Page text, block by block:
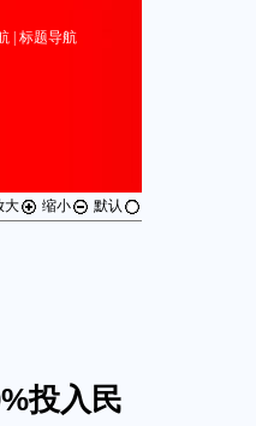
| 标题导航
大 缩小 默认
投入民